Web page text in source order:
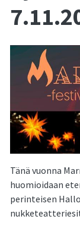
Tänä vuonna
huomioidaan
perinteisen